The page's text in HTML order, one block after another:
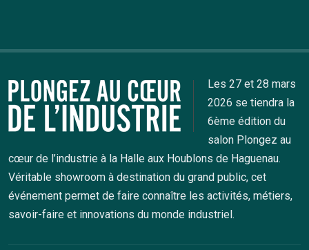
Les 27 et 28 mars
2026 se tiendra la
6ème édition du
salon Plongez au
cœur de l’industrie à la Halle aux Houblons de Haguenau.
Véritable showroom à destination du grand public, cet
événement permet de faire connaître les activités, métiers,
savoir-faire et innovations du monde industriel.